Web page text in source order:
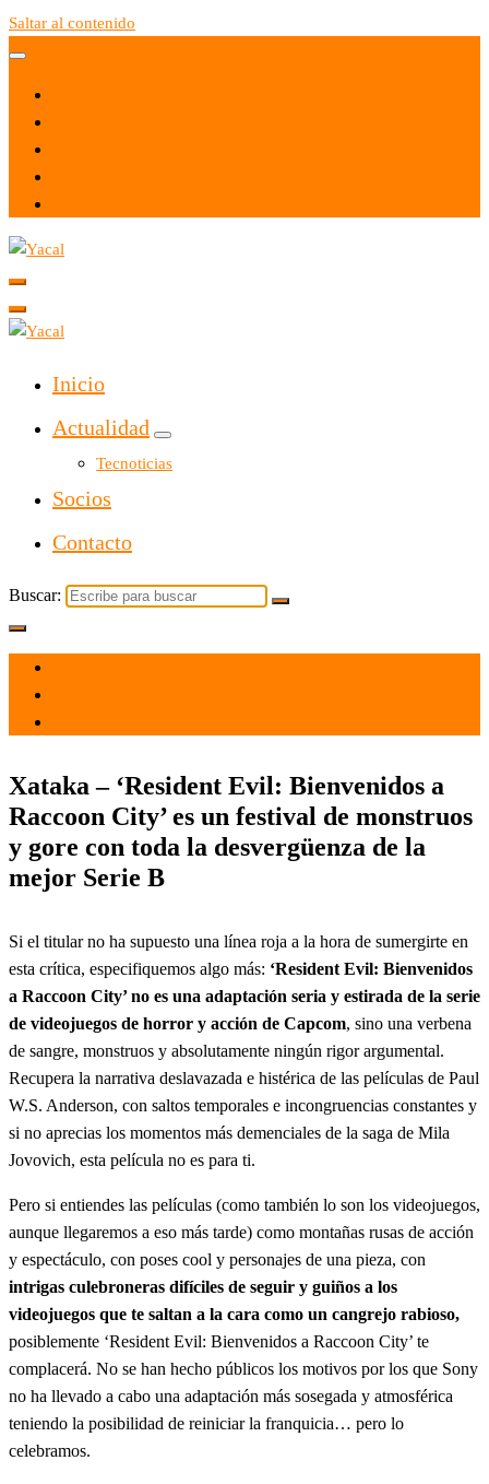
Saltar al contenido
Yacal micro hosting
Inicio
Actualidad
Tecnoticias
Socios
Contacto
Buscar:
Xataka – ‘Resident Evil: Bienvenidos a
Raccoon City’ es un festival de monstruos
y gore con toda la desvergüenza de la
mejor Serie B
Si el titular no ha supuesto una línea roja a la hora de sumergirte en
esta crítica, especifiquemos algo más: ‘Resident Evil: Bienvenidos
a Raccoon City’ no es una adaptación seria y estirada de la serie
de videojuegos de horror y acción de Capcom, sino una verbena
de sangre, monstruos y absolutamente ningún rigor argumental.
Recupera la narrativa deslavazada e histérica de las películas de Paul
W.S. Anderson, con saltos temporales e incongruencias constantes y
si no aprecias los momentos más demenciales de la saga de Mila
Jovovich, esta película no es para ti.
Pero si entiendes las películas (como también lo son los videojuegos,
aunque llegaremos a eso más tarde) como montañas rusas de acción
y espectáculo, con poses cool y personajes de una pieza, con
intrigas culebroneras difíciles de seguir y guiños a los
videojuegos que te saltan a la cara como un cangrejo rabioso,
posiblemente ‘Resident Evil: Bienvenidos a Raccoon City’ te
complacerá. No se han hecho públicos los motivos por los que Sony
no ha llevado a cabo una adaptación más sosegada y atmosférica
teniendo la posibilidad de reiniciar la franquicia… pero lo
celebramos.